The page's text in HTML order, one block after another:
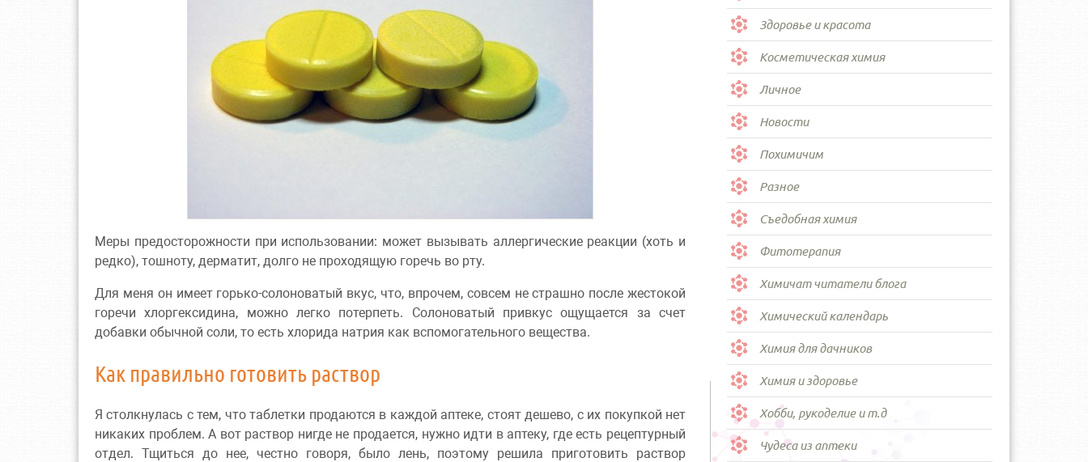
Меры предосторожности при использовании: может вызывать аллергические реакции (хоть и
редко), тошноту, дерматит, долго не проходящую горечь во рту.
Для меня он имеет горько-солоноватый вкус, что, впрочем, совсем не страшно после жестокой
горечи хлоргексидина, можно легко потерпеть. Солоноватый привкус ощущается за счет
добавки обычной соли, то есть хлорида натрия как вспомогательного вещества.
Как правильно готовить раствор
Я столкнулась с тем, что таблетки продаются в каждой аптеке, стоят дешево, с их покупкой нет
никаких проблем. А вот раствор нигде не продается, нужно идти в аптеку, где есть рецептурный
отдел. Тщиться до нее, честно говоря, было лень, поэтому решила приготовить раствор
Здоровье и красота
Косметическая химия
Личное
Новости
Похимичим
Разное
Съедобная химия
Фитотерапия
Химичат читатели блога
Химический календарь
Химия для дачников
Химия и здоровье
Хобби, рукоделие и т.д
Чудеса из аптеки